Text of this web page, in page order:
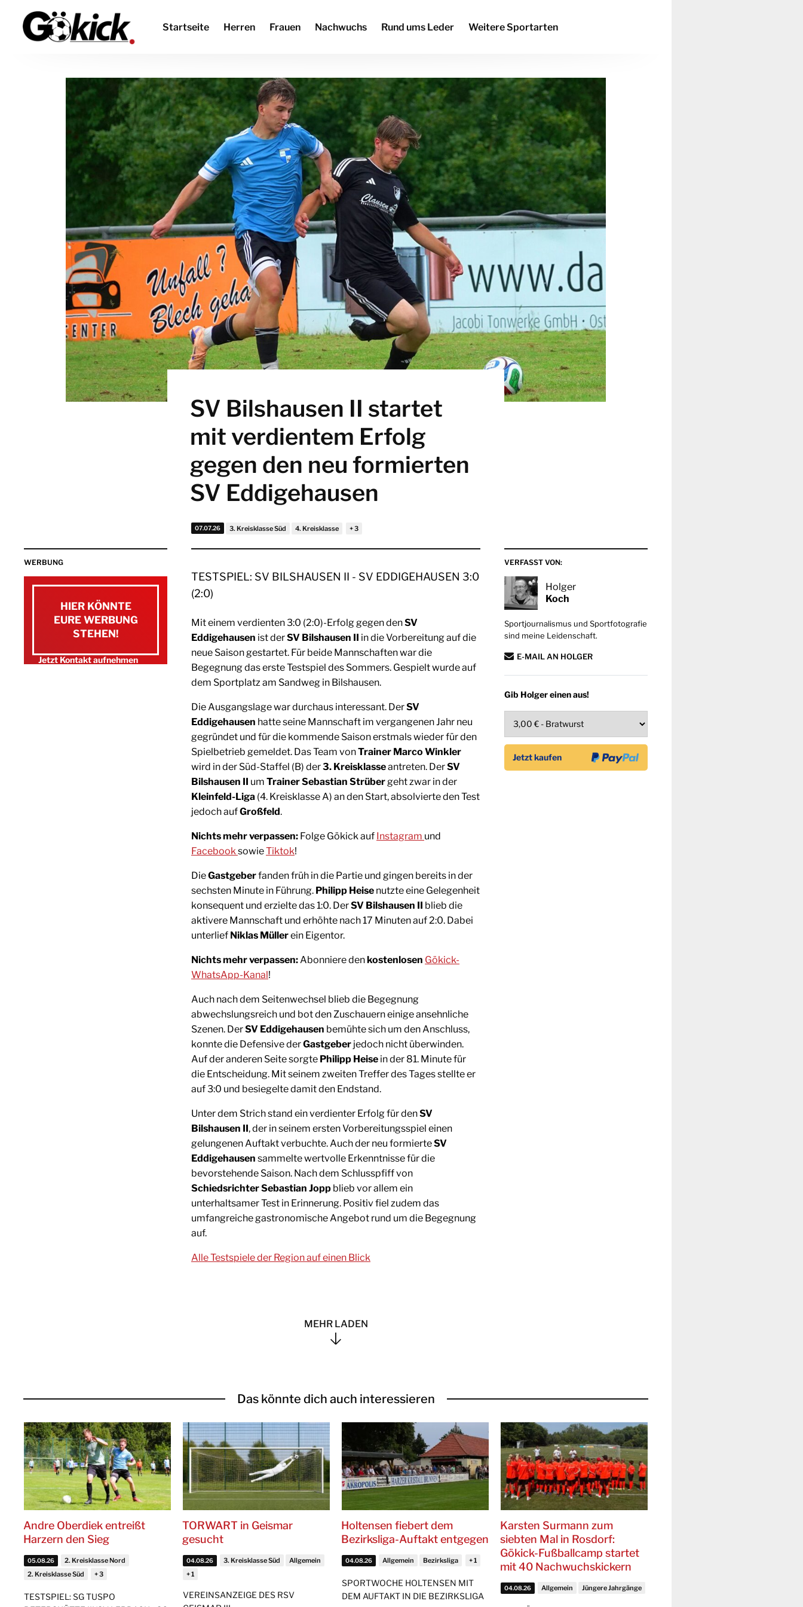
Startseite Herren Frauen Nachwuchs Rund ums Leder Weitere Sportarten
SV Bilshausen II startet
mit verdientem Erfolg
gegen den neu formierten
SV Eddigehausen
07.07.26 3. Kreisklasse Süd 4. Kreisklasse
WERBUNG
HIER KÖNNTE
EURE WERBUNG
STEHEN!
Jetzt Kontakt aufnehmen
TESTSPIEL: SV BILSHAUSEN II - SV EDDIGEHAUSEN 3:0
(2:0)
Mit einem verdienten 3:0 (2:0)-Erfolg gegen denSV
Eddigehausen ist derSV Bilshausen II in die Vorbereitung auf die
neue Saison gestartet. Für beide Mannschaften war die
Begegnung das erste Testspiel des Sommers. Gespielt wurde auf
dem Sportplatz am Sandweg in Bilshausen.
Die Ausgangslage war durchaus interessant. DerSV
Eddigehausen hatte seine Mannschaft im vergangenen Jahr neu
gegründet und für die kommende Saison erstmals wieder für den
Spielbetrieb gemeldet. Das Team vonTrainer Marco Winkler
wird in der Süd-Staffel (B) der3. Kreisklasseantreten. DerSV
Bilshausen II um Trainer Sebastian Strübergeht zwar in der
Kleinfeld-Liga (4. Kreisklasse A) an den Start, absolvierte den Test
jedoch aufGroßfeld.
Nichts mehr verpassen: Folge Gökick auf Instagram und
FacebooksowieTiktok!
DieGastgeberfanden früh in die Partie und gingen bereits in der
sechsten Minute in Führung. Philipp Heise nutzte eine Gelegenheit
konsequent und erzielte das 1:0. DerSV Bilshausen II blieb die
aktivere Mannschaft und erhöhte nach 17 Minuten auf 2:0. Dabei
unterlief Niklas Müllerein Eigentor.
Nichts mehr verpassen:Abonniere denkostenlosen Gökick-
WhatsApp-Kanal!
Auch nach dem Seitenwechsel blieb die Begegnung
abwechslungsreich und bot den Zuschauern einige ansehnliche
Szenen. DerSV Eddigehausen bemühte sich um den Anschluss,
konnte die Defensive derGastgeber jedoch nicht überwinden.
Auf der anderen Seite sorgte Philipp Heise in der 81. Minute für
die Entscheidung. Mit seinem zweiten Treffer des Tages stellte er
auf 3:0 und besiegelte damit den Endstand.
Unter dem Strich stand ein verdienter Erfolg für denSV
Bilshausen II, der in seinem ersten Vorbereitungsspiel einen
gelungenen Auftakt verbuchte. Auch der neu formierteSV
Eddigehausen sammelte wertvolle Erkenntnisse für die
bevorstehende Saison. Nach dem Schlusspfiff von
Schiedsrichter Sebastian Jopp blieb vor allem ein
unterhaltsamer Test in Erinnerung. Positiv fiel zudem das
umfangreiche gastronomische Angebot rund um die Begegnung
auf.
Alle Testspiele der Region auf einen Blick
MEHR LADEN
VERFASST VON:
Holger
Koch
Sportjournalismus und Sportfotografie
sind meine Leidenschaft.
E-MAIL AN HOLGER
Gib Holger einen aus!
Das könnte dich auch interessieren
Andre Oberdiek entreißt
Harzern den Sieg
05.08.26
2. Kreisklasse Nord
2. Kreisklasse Süd
TESTSPIEL: SG TUSPO
TORWART in Geismar
gesucht
04.08.26 3. Kreisklasse Süd Allgemein
VEREINSANZEIGE DES RSV
Holtensen fiebert dem
Bezirksliga-Auftakt entgegen
04.08.26 Allgemein Bezirksliga
SPORTWOCHE HOLTENSEN MIT
DEM AUFTAKT IN DIE BEZIRKSLIGA
Karsten Surmann zum
siebten Mal in Rosdorf:
Gökick-Fußballcamp startet
mit 40 Nachwuchskickern
04.08.26 Allgemein Jüngere Jahrgänge